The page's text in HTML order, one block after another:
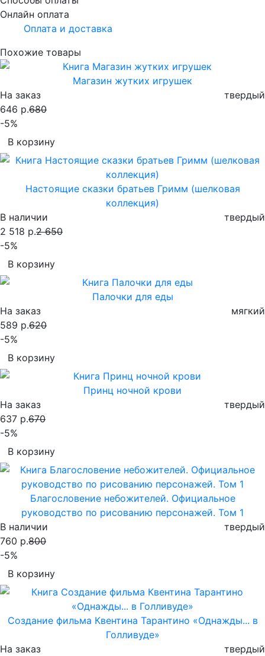
Онлайн оплата
Оплата и доставка
Похожие товары
Магазин жутких игрушек
На заказ
твердый
646 р.680
-5%
В корзину
Настоящие сказки братьев Гримм (шелковая
коллекция)
В наличии
твердый
2 518 р.2 650
-5%
В корзину
Палочки для еды
На заказ
мягкий
589 р.620
-5%
В корзину
Принц ночной крови
На заказ
твердый
637 р.670
-5%
В корзину
Благословение небожителей. Официальное
руководство по рисованию персонажей. Том 1
В наличии
твердый
760 р.800
-5%
В корзину
Создание фильма Квентина Тарантино «Однажды... в
Голливуде»
На заказ
твердый